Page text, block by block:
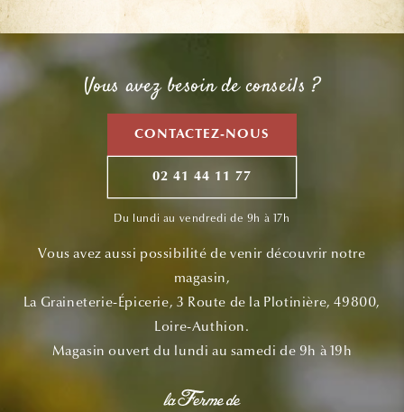
Vous avez besoin de conseils ?
CONTACTEZ-NOUS
02 41 44 11 77
Du lundi au vendredi de 9h à 17h
Vous avez aussi possibilité de venir découvrir notre
magasin,
La Graineterie-Épicerie, 3 Route de la Plotinière, 49800,
Loire-Authion.
Magasin ouvert du lundi au samedi de 9h à 19h